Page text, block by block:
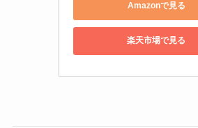
Amazonで見る
楽天市場で見る